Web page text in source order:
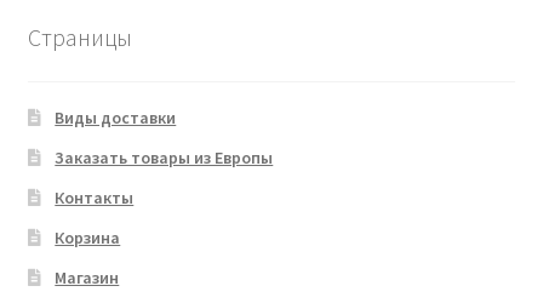
Страницы
Виды доставки
Заказать товары из Европы
Контакты
Корзина
Магазин